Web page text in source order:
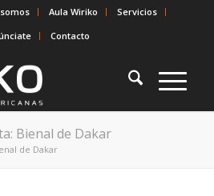
Aula Wiriko
Servicios
Contacto
Bienal de Dakar
de Dakar